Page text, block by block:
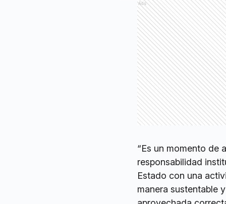
Ads
“Es un momento de
responsabilidad
Estado con una
manera sustentable